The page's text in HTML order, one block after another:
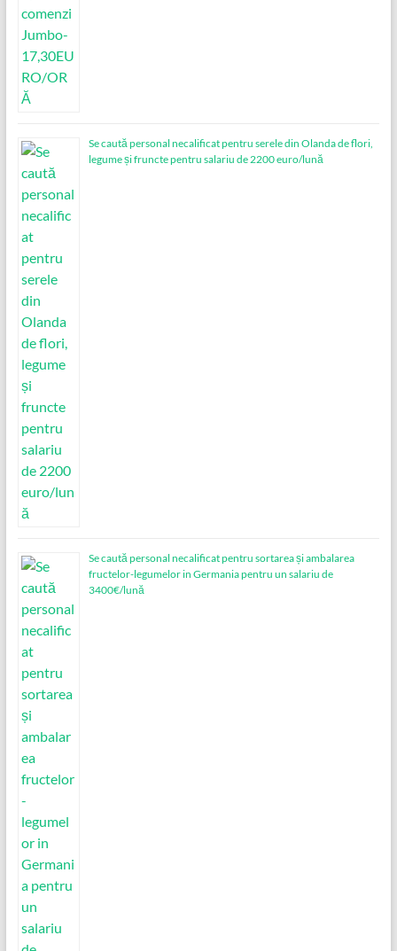
Se caută personal necalificat pentru serele din Olanda de flori,
legume și fruncte pentru salariu de 2200 euro/lună
Se caută personal necalificat pentru sortarea și ambalarea
fructelor-legumelor in Germania pentru un salariu de
3400€/lună